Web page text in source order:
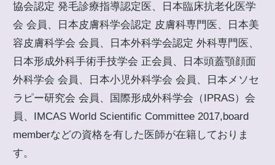
協会認定 発毛診療指導認定医、日本臨床抗老化医学
会 会員、日本皮膚科学会認定 皮膚科専門医、日本美
容皮膚科学会 会員、日本外科学会認定 外科専門医、
日本形成外科手術手技学会 正会員、日本頭蓋顎顔面
外科学会 会員、日本小児外科学会 会員、日本メソセ
ラピー研究会 会員、国際形成外科学会（IPRAS）会
員、IMCAS World Scientific Committee 2017,board
memberなどの資格を有した医師が在籍しておりま
す。